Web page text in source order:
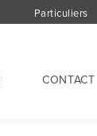
Particuliers
CONTACT